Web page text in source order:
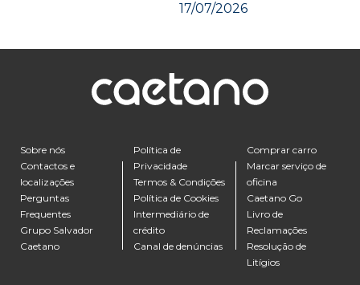
17/07/2026
Sobre nós
Contactos e
localizações
Perguntas
Frequentes
Grupo Salvador
Caetano
Política de
Privacidade
Termos & Condições
Política de Cookies
Intermediário de
crédito
Canal de denúncias
Comprar carro
Marcar serviço de
oficina
Caetano Go
Livro de
Reclamações
Resolução de
Litígios